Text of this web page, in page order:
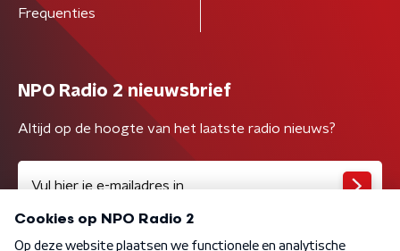
Frequenties
NPO Radio 2 nieuwsbrief
Altijd op de hoogte van het laatste radio nieuws?